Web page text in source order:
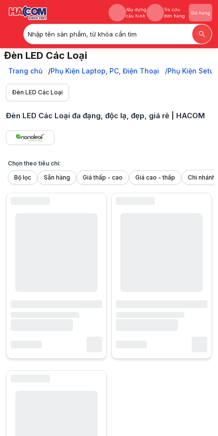
Xây dựng
cấu hình
Tra cứu
đơn hàng
Giỏ hàng
Nhập tên sản phẩm, từ khóa cần tìm
Xây dựng
Tra cứu
Đèn LED Các Loại
Trang chủ
Phụ Kiện Setup Bàn Làm Việc
Phụ Kiện Góc Gaming
Trang chủ Phụ Kiện Laptop, PC, Điện Thoại Phụ Kiện
Đèn LED Các Loại
Đèn LED Các Loại đa đạng, độc lạ, đẹp, giá rẻ | HACOM
Chọn theo tiêu chí:
Bộ lọc
Sẵn hàng Giá thấp - cao Giá cao - thấp